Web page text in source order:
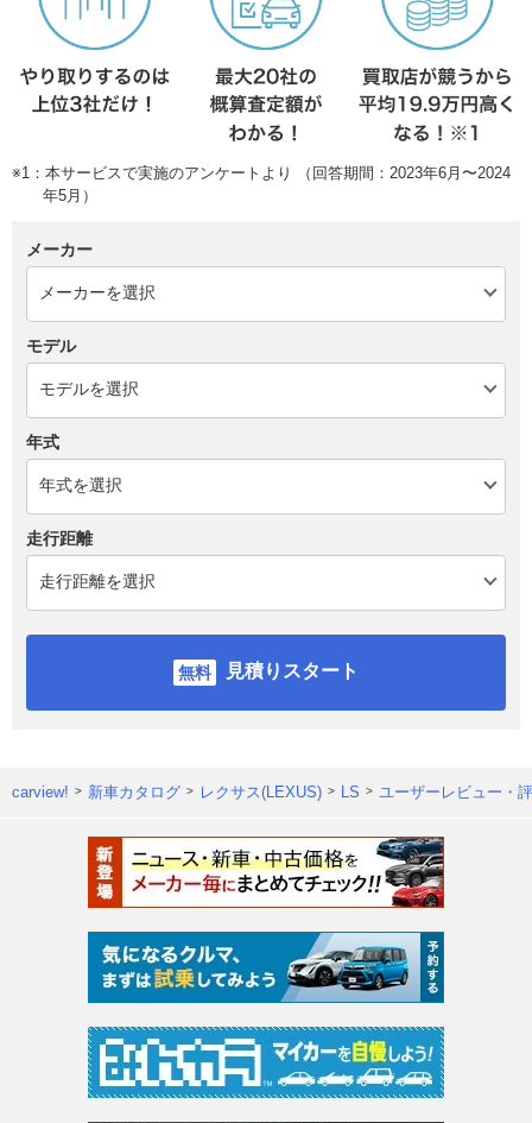
※1：本サービスで実施のアンケートより （回答期間：2023年6月〜2024
年5月）
メーカー
モデル
年式
走行距離
見積りスタート
carview! 新車カタログ レクサス(LEXUS) LS ユーザーレビュー・